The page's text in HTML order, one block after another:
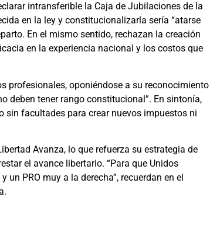
intransferible la Caja de Jubilaciones de la
en la ley y constitucionalizarla sería “atarse
En el mismo sentido, rechazan la creación
en la experiencia nacional y los costos que
profesionales, oponiéndose a su reconocimiento
deben tener rango constitucional”. En sintonía,
facultades para crear nuevos impuestos ni
Avanza, lo que refuerza su estrategia de
el avance libertario. “Para que Unidos
PRO muy a la derecha”, recuerdan en el